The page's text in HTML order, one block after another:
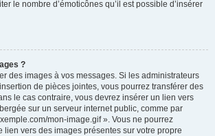
le nombre d’émoticônes qu’il est possible d’insérer
?
des images à vos messages. Si les administrateurs
de pièces jointes, vous pourrez transférer des
le cas contraire, vous devrez insérer un lien vers
sur un serveur internet public, comme par
mon-image.gif ». Vous ne pourrez
lien vers des images présentes sur votre propre